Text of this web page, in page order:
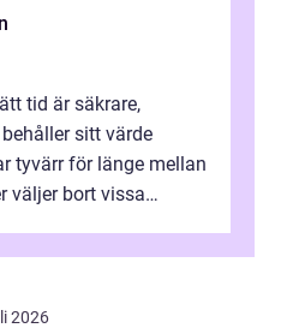
tid är säkrare,
sitt värde
tyvärr för länge mellan
väljer bort vissa
2026